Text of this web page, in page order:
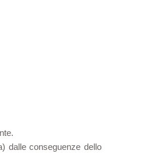
dalle conseguenze dello